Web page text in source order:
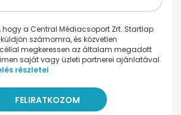
hogy a Central Médiacsoport Zrt. Startlap
számomra, és közvetlen
céllal megkeressen az általam megadott
saját vagy üzleti partnerei ajánlatával.
részletei